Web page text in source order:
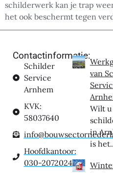
schilderwerk kan je trap
het ook beschermt tegen
Contactinformatie:
Schilder
Service
Arnhem
KVK:
58037640
Hoofdkantoor:
030-2072024
van
Wilt u
in
is